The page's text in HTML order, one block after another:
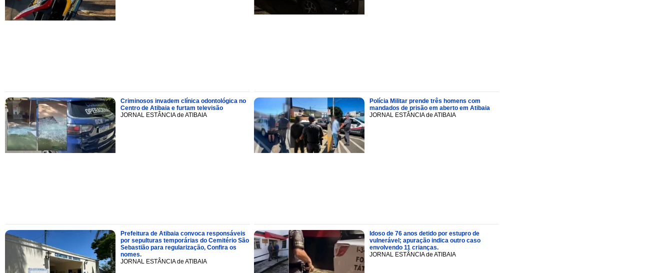
Criminosos invadem clínica odontológica no
Centro de Atibaia e furtam televisão
JORNAL ESTÂNCIA de ATIBAIA
Polícia Militar prende três homens com
mandados de prisão em aberto em Atibaia
JORNAL ESTÂNCIA de ATIBAIA
Prefeitura de Atibaia convoca responsáveis
por sepulturas temporárias do Cemitério São
Sebastião para regularização, Confira os
nomes.
JORNAL ESTÂNCIA de ATIBAIA
Idoso de 76 anos detido por estupro de
vulnerável; apuração indica outro caso
envolvendo 11 crianças.
JORNAL ESTÂNCIA de ATIBAIA